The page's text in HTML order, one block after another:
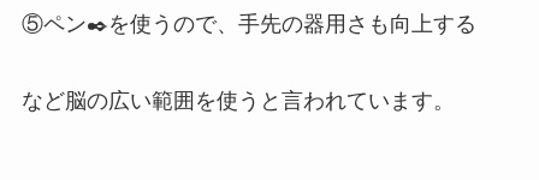
⑤ペン✒️を使うので、手先の器用さも向上する
など脳の広い範囲を使うと言われています。